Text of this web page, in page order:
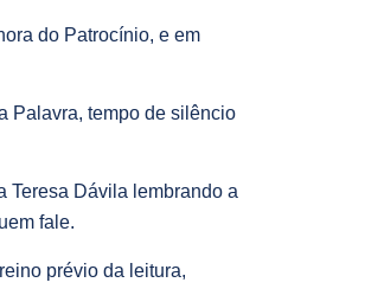
do Patrocínio, e em
Palavra, tempo de silêncio
Teresa Dávila lembrando a
fale.
prévio da leitura,